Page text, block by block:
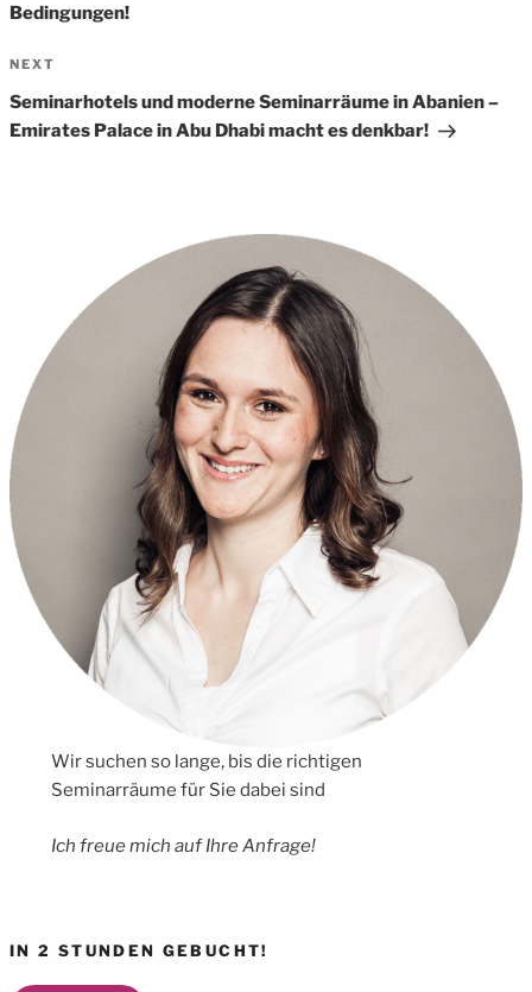
Bedingungen!
Next
Post
NEXT
Seminarhotels und moderne Seminarräume in Abanien –
Emirates Palace in Abu Dhabi macht es denkbar!
Wir suchen so lange, bis die richtigen
Seminarräume für Sie dabei sind
Ich freue mich auf Ihre Anfrage!
IN 2 STUNDEN GEBUCHT!